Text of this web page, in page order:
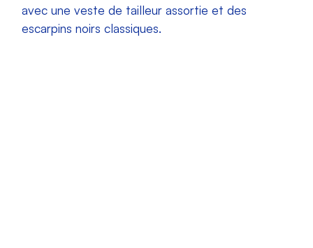
avec une veste de tailleur assortie et des
escarpins noirs classiques.